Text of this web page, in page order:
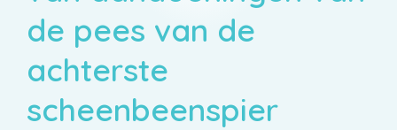
de pees van de
achterste
scheenbeenspier